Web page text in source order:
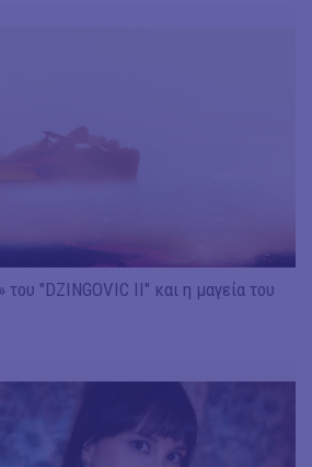
"DZINGOVIC II" και η μαγεία του